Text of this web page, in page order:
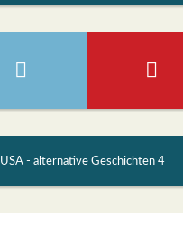
USA - alternative Geschichten 4